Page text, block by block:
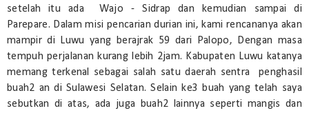
setelah itu ada Wajo - Sidrap dan kemudian sampai di
Parepare. Dalam misi pencarian durian ini, kami rencananya akan
mampir di Luwu yang berajrak 59 dari Palopo, Dengan masa
tempuh perjalanan kurang lebih 2jam. Kabupaten Luwu katanya
memang terkenal sebagai salah satu daerah sentra penghasil
buah2 an di Sulawesi Selatan. Selain ke3 buah yang telah saya
sebutkan di atas, ada juga buah2 lainnya seperti mangis dan